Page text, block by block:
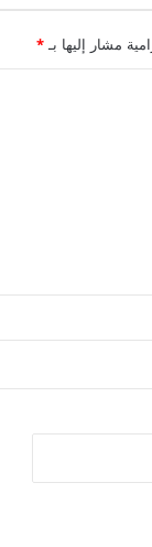
مشار إليها بـ*